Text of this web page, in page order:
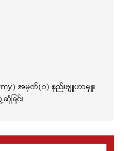
အမှတ်(၁) နည်းဗျူဟာမှူး
ခြင်း